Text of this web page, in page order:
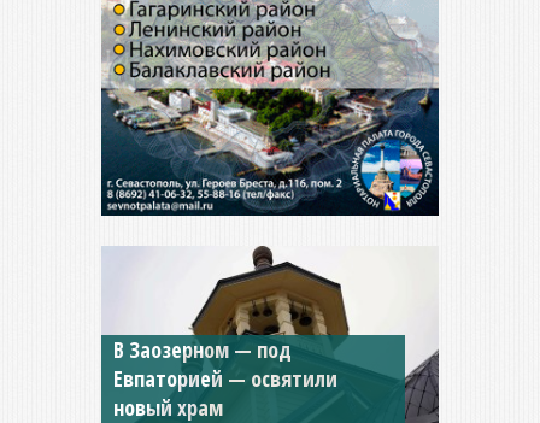
Мужской монастырь Косьмы
и Дамиана в Крыму вновь
открыт для посещения